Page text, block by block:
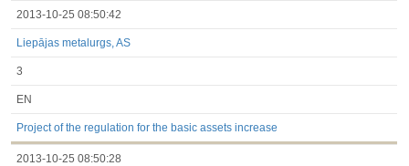
2013-10-25 08:50:42
Liepājas metalurgs, AS
3
EN
Project of the regulation for the basic assets increase
2013-10-25 08:50:28